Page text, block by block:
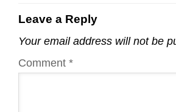
Leave a Reply
Your email address will not be
Comment *